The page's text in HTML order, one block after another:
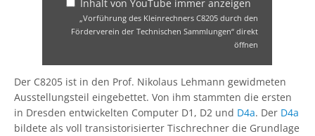
Inhalt von YouTube immer anzeigen
„Vorführung des Kleinrechners C8205 durch den
Förderverein der Technischen Sammlungen“ direkt
öffnen
Der C8205 ist in den Prof. Nikolaus Lehmann gewidmeten
Ausstellungsteil eingebettet. Von ihm stammten die ersten
in Dresden entwickelten Computer D1, D2 und D4a. Der D4a
bildete als voll transistorisierter Tischrechner die Grundlage